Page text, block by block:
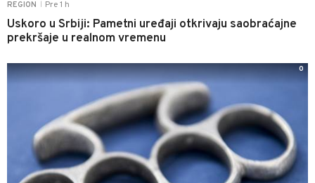
REGION Pre 1 h
Uskoro u Srbiji: Pametni uređaji otkrivaju saobraćajne
prekršaje u realnom vremenu
0